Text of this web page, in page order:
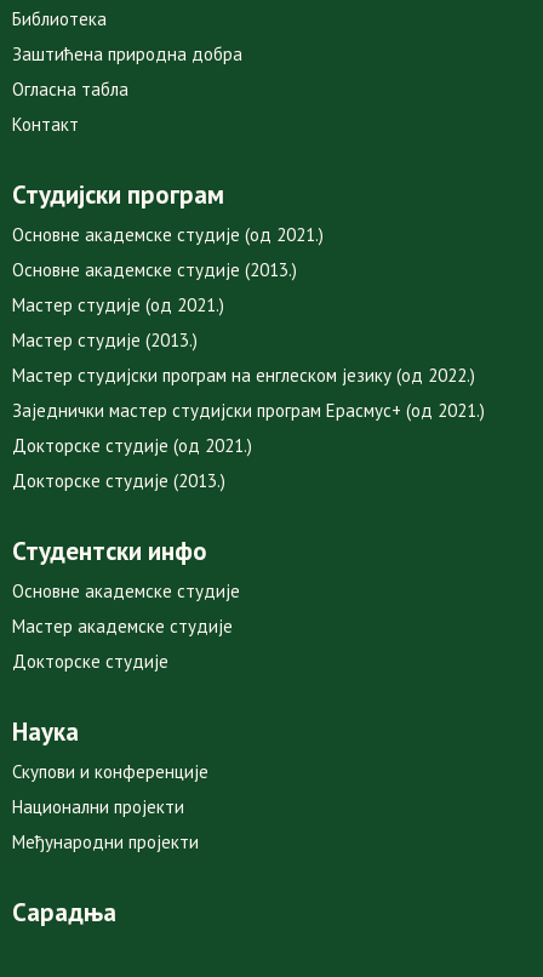
Библиотека
Заштићена природна добра
Огласна табла
Контакт
Студијски програм
Основне академске студије (од 2021.)
Основне академске студије (2013.)
Мастер студије (од 2021.)
Мастер студије (2013.)
Мастер студијски програм на енглеском језику (од 2022.)
Заједнички мастер студијски програм Ерасмус+ (од 2021.)
Докторске студије (од 2021.)
Докторске студије (2013.)
Студентски инфо
Основне академске студије
Мастер академске студије
Докторске студије
Наука
Скупови и конференције
Национални пројекти
Међународни пројекти
Сарадња